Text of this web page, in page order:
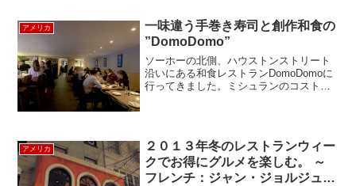
アメリカ
一味違う手巻き寿司と創作和食の
”DomoDomo”
ソーホーの北側、ハウストンストリート
沿いにある和食レストランDomoDomoに
行ってきました。ミシュランのコストパ
アメリカ
２０１３年冬のレストランウィー
クでお得にグルメを楽しむ。 ～
フレンチ：ジャン・ジョルジュの